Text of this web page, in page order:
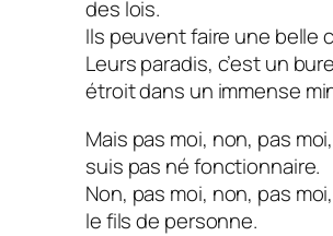
des lois.
Ils peuvent faire une belle
Leurs paradis, c’est un
étroit dans un immense
Mais pas moi, non, pas
suis pas né fonctionnaire.
Non, pas moi, non, pas
le fils de personne.